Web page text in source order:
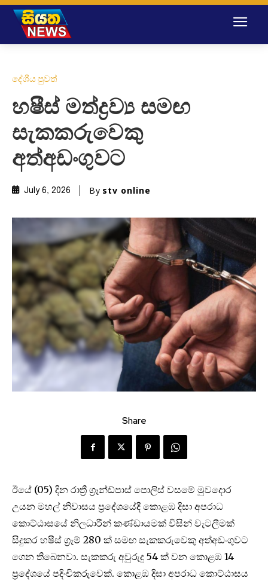
දේශීය පුවත්
හෂීස් මත්ද්‍රව්‍ය සමඟ
සැකකරුවෙකු
අත්අඩංගුවට
July 6, 2026 By stv online
Share
ඊයේ (05) දින රාත්‍රී ග්‍රෑන්ඩ්පාස් පොලිස් වසමේ මුවදොර
උයන මහල් නිවාසය ප්‍රදේශයේදී කොළඹ දිසා අපරාධ
කොට්ඨාසයේ නිලධාරීන් කණ්ඩායමක් විසින් වැටලීමක්
සිදුකර හෂීස් ග්‍රෑම් 280 ක් සමඟ සැකකරුවෙකු අත්අඩංගුවට
ගෙන තිබෙනවා. සැකකරු අවුරුදු 54 ක් වන කොළඹ 14
ප්‍රදේශයේ පදිංචිකරුවෙක්. කොළඹ දිසා අපරාධ කොට්ඨාසය